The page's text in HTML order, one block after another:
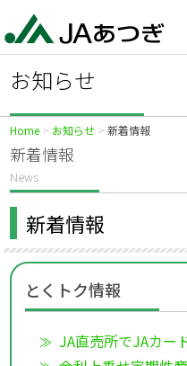
お知らせ
Home お知らせ 新着情報
新着情報
News
新着情報
とくトク情報
JA直売所でJAカー